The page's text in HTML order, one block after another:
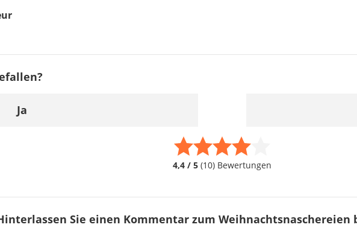
Ja
4,4 / 5 (10) Bewertungen
Sie einen Kommentar zum Weihnachtsnaschereien